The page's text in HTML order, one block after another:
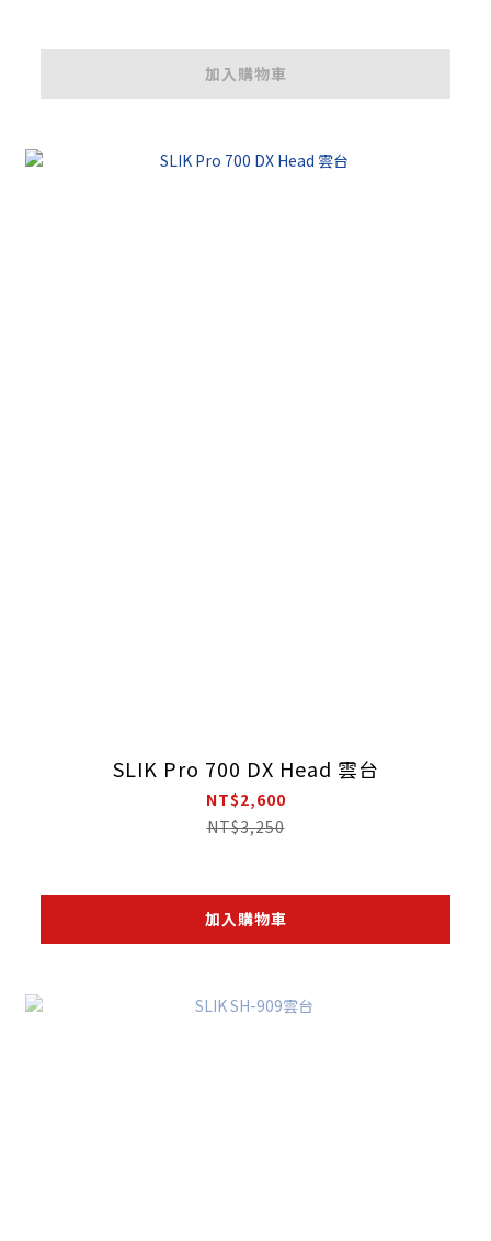
加入購物車
SLIK Pro 700 DX Head 雲台
NT$2,600
NT$3,250
加入購物車